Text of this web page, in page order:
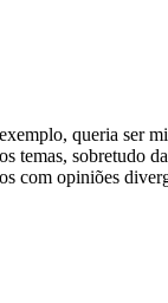
queria ser
temas,
com opiniões